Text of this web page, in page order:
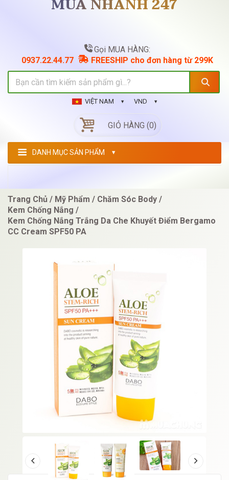
MUA NHANH 247
Gọi MUA HÀNG:
0937.22.44.77
FREESHIP cho đơn hàng từ 299K
VIỆT NAM VND
GIỎ HÀNG (0)
DANH MỤC SẢN PHẨM
Trang Chủ Mỹ Phẩm
Chăm Sóc Body
Kem Chống Nắng
Kem Chống Nắng Trắng Da Che Khuyết Điểm Bergamo
CC Cream SPF50 PA